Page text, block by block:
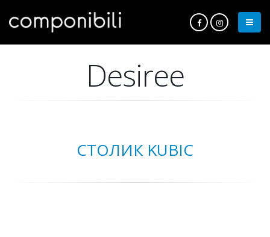
Desiree
СТОЛИК KUBIC